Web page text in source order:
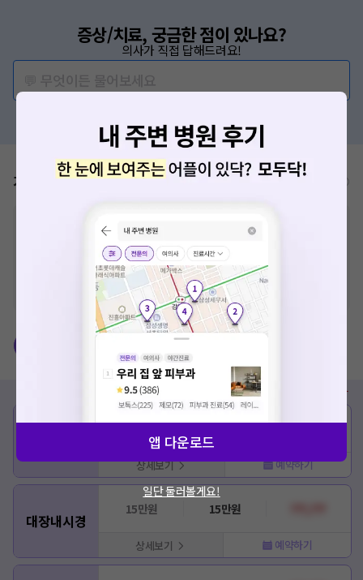
증상/치료, 궁금한 점이 있나요?
의사가 직접 답해드려요!
가격표 비급여/급여 진료란?
한 가격은 해당 의료기관에 직접 문의해주세요.
급여 항목의 경우,건강보험심사평가원에 고지되어 있는 급여 진료 기준 가
격입니다. (진료와 연관된 복합적인 비용이 추가되어, 병원마다 금액이 다르게
산정될 수 있는 점 참고 바랍니다.)
※ 이벤트가, 할인가는VAT 포함
정상가 이벤트가 임직원/학생 할인가
상세보기 예약하기
대장내시경
15만원 15만원
상세보기 예약하기
앱 다운로드
일단 둘러볼게요!